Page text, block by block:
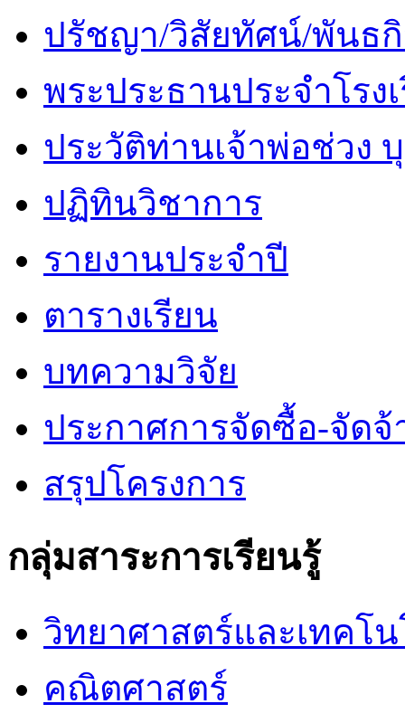
ปรัชญา/วิสัยทัศน์/พันธ
พระประธานประจำโรง
ประวัติท่านเจ้าพ่อช่วง
ปฏิทินวิชาการ
รายงานประจำปี
ตารางเรียน
บทความวิจัย
ประกาศการจัดซื้อ-จัดจ้
สรุปโครงการ
กลุ่มสาระการเรียนรู้
วิทยาศาสตร์และเทคโ
คณิตศาสตร์